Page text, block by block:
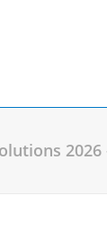
2026